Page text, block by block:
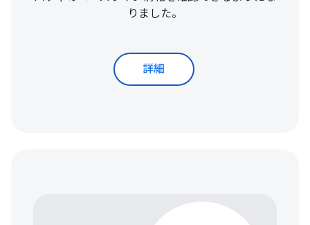
りました。
詳細